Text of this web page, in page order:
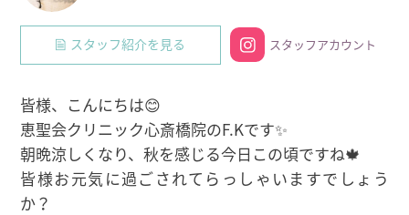
スタッフ紹介を見る スタッフアカウント
皆様、こんにちは😊
恵聖会クリニック心斎橋院のF.Kです✨
朝晩涼しくなり、秋を感じる今日この頃ですね🍁
皆様お元気に過ごされてらっしゃいますでしょう
か？